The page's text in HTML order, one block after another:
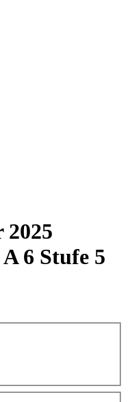
2025
6 Stufe 5